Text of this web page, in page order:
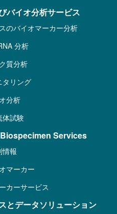
バイオ分析サービス
のバイオマーカー分析
分析
質分析
タリング
分析
体試験
Services
情報
マーカー
カーサービス
とデータソリューション